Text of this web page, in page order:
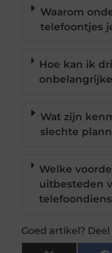
Waarom
telefoontjes
Hoe kan ik
Wat zijn
slechte
Welke
uitbesteden
Goed artikel?